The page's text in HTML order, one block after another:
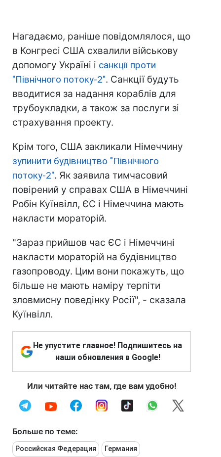
Нагадаємо, раніше повідомлялося, що
в Конгресі США схвалили військову
допомогу Україні і санкції проти
"Північного потоку-2". Санкції будуть
вводитися за надання кораблів для
трубоукладки, а також за послуги зі
страхування проекту.
Крім того, США закликали Німеччину
зупинити будівництво "Північного
потоку-2". Як заявила тимчасовий
повірений у справах США в Німеччині
Робін Куїнвілл, ЄС і Німеччина мають
накласти мораторій.
"Зараз прийшов час ЄС і Німеччині
накласти мораторій на будівництво
газопроводу. Цим вони покажуть, що
більше не мають наміру терпіти
зловмисну поведінку Росії", - сказала
Куїнвілл.
Не упустите главное! Подпишитесь на
наши обновления в Google!
Или читайте нас там, где вам удобно!
Больше по теме:
Российская Федерация Германия